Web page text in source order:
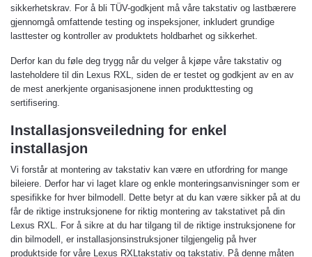
sikkerhetskrav. For å bli TÜV-godkjent må våre takstativ og lastbærere
gjennomgå omfattende testing og inspeksjoner, inkludert grundige
lasttester og kontroller av produktets holdbarhet og sikkerhet.
Derfor kan du føle deg trygg når du velger å kjøpe våre takstativ og
lasteholdere til din Lexus RXL, siden de er testet og godkjent av en av
de mest anerkjente organisasjonene innen produkttesting og
sertifisering.
Installasjonsveiledning for enkel
installasjon
Vi forstår at montering av takstativ kan være en utfordring for mange
bileiere. Derfor har vi laget klare og enkle monteringsanvisninger som er
spesifikke for hver bilmodell. Dette betyr at du kan være sikker på at du
får de riktige instruksjonene for riktig montering av takstativet på din
Lexus RXL. For å sikre at du har tilgang til de riktige instruksjonene for
din bilmodell, er installasjonsinstruksjoner tilgjengelig på hver
produktside for våre Lexus RXLtakstativ og takstativ. På denne måten